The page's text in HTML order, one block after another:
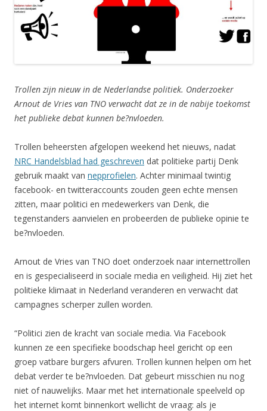
Trollen zijn nieuw in de Nederlandse politiek. Onderzoeker
Arnout de Vries van TNO verwacht dat ze in de nabije toekomst
het publieke debat kunnen be?nvloeden.
Trollen beheersten afgelopen weekend het nieuws, nadat
NRC Handelsblad had geschreven dat politieke partij Denk
gebruik maakt van nepprofielen. Achter minimaal twintig
facebook- en twitteraccounts zouden geen echte mensen
zitten, maar politici en medewerkers van Denk, die
tegenstanders aanvielen en probeerden de publieke opinie te
be?nvloeden.
Arnout de Vries van TNO doet onderzoek naar internettrollen
en is gespecialiseerd in sociale media en veiligheid. Hij ziet het
politieke klimaat in Nederland veranderen en verwacht dat
campagnes scherper zullen worden.
“Politici zien de kracht van sociale media. Via Facebook
kunnen ze een specifieke boodschap heel gericht op een
groep vatbare burgers afvuren. Trollen kunnen helpen om het
debat verder te be?nvloeden. Dat gebeurt misschien nu nog
niet of nauwelijks. Maar met het internationale speelveld op
het internet komt binnenkort wellicht de vraag: als je